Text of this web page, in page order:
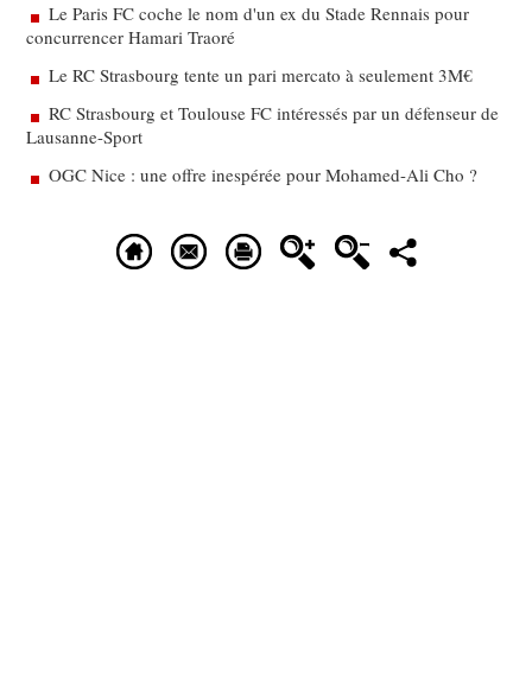
Le Paris FC coche le nom d'un ex du Stade Rennais pour
concurrencer Hamari Traoré
Le RC Strasbourg tente un pari mercato à seulement 3M€
RC Strasbourg et Toulouse FC intéressés par un défenseur de
Lausanne-Sport
OGC Nice : une offre inespérée pour Mohamed-Ali Cho ?